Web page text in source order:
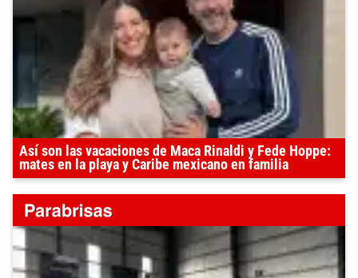
Así son las vacaciones de Maca Rinaldi y Fede Hoppe:
mates en la playa y Caribe mexicano en familia